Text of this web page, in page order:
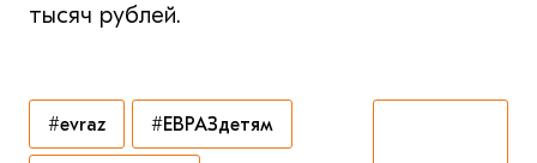
тысяч рублей.
#evraz #ЕВРАЗдетям